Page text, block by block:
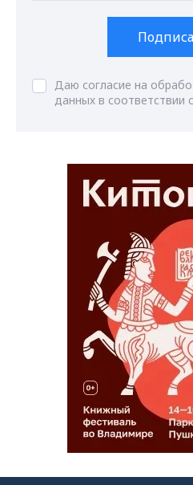
Даю согласие на
данных в соответствии